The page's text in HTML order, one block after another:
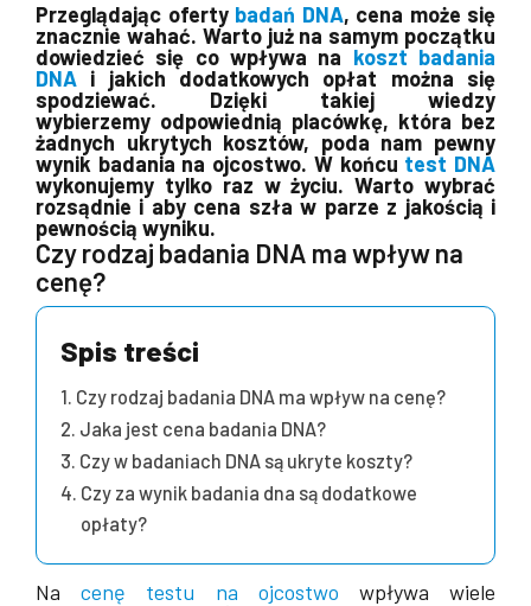
Przeglądając oferty badań DNA, cena może się
znacznie wahać. Warto już na samym początku
dowiedzieć się co wpływa na koszt badania
DNA i jakich dodatkowych opłat można się
spodziewać.
Dzięki takiej wiedzy
wybierzemy odpowiednią placówkę, która bez
żadnych ukrytych kosztów, poda nam pewny
wynik badania na ojcostwo. W końcu test DNA
wykonujemy tylko raz w życiu. Warto wybrać
rozsądnie i aby cena szła w parze z jakością i
pewnością wyniku.
Czy rodzaj badania DNA ma wpływ na
cenę?
Spis treści
Czy rodzaj badania DNA ma wpływ na cenę?
Jaka jest cena badania DNA?
Czy w badaniach DNA są ukryte koszty?
Czy za wynik badania dna są dodatkowe
opłaty?
Nacenę testu na ojcostwo wpływa wiele